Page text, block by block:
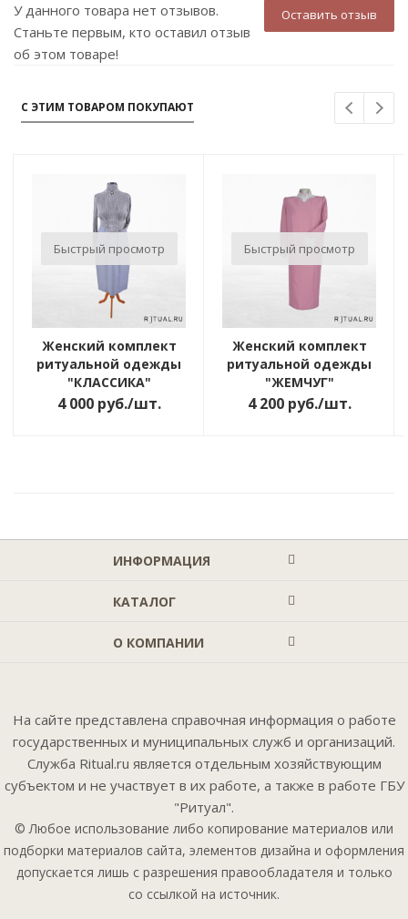
Оставить отзыв
У данного товара нет отзывов.
Станьте первым, кто оставил отзыв
об этом товаре!
С ЭТИМ ТОВАРОМ ПОКУПАЮТ
Быстрый просмотр
Женский комплект
ритуальной одежды
"КЛАССИКА"
4 000руб./шт.
Быстрый просмотр
Женский комплект
ритуальной одежды
"ЖЕМЧУГ"
4 200руб./шт.
ИНФОРМАЦИЯ
КАТАЛОГ
О КОМПАНИИ
На сайте представлена справочная информация о работе
государственных и муниципальных служб и организаций.
Служба Ritual.ru является отдельным хозяйствующим
субъектом и не участвует в их работе, а также в работе ГБУ
"Ритуал".
© Любое использование либо копирование материалов или
подборки материалов сайта, элементов дизайна и оформления
допускается лишь с разрешения правообладателя и только
со ссылкой на источник.